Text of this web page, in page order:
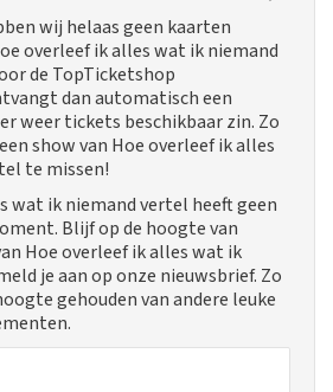
wij helaas geen kaarten
overleef ik alles wat ik niemand
de TopTicketshop
dan automatisch een
weer tickets beschikbaar zin. Zo
show van Hoe overleef ik alles
te missen!
wat ik niemand vertel heeft geen
Blijf op de hoogte van
Hoe overleef ik alles wat ik
je aan op onze nieuwsbrief. Zo
gehouden van andere leuke